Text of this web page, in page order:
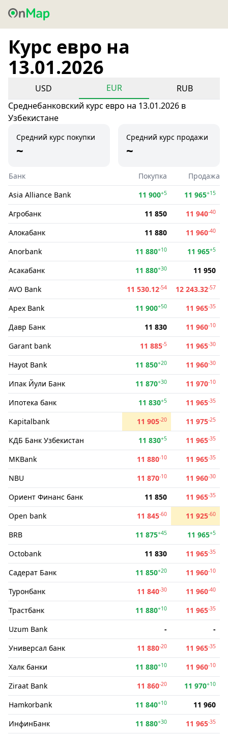
Курс евро на
13.01.2026
USD EUR
RUB
Среднебанковский курс евро на 13.01.2026 в
Узбекистане
Средний курс покупки
~
Средний курс продажи
~
Банк Покупка
Продажа
Asia Alliance Bank
11 900+5 11 965+15
Агробанк 11 850 11 940-40
Алокабанк 11 880 11 960-40
Anorbank 11 880+10 11 965+5
Асакабанк 11 880+30
11 950
AVO Bank
11 530.12-54 12 243.32-57
Apex Bank 11 900+50 11 965-35
Давр Банк 11 830 11 960-10
Garant bank 11 885-5 11 965-30
Hayot Bank 11 850+20 11 960-30
Ипак Йули Банк 11 870+30 11 970-10
Ипотека банк 11 830+5 11 965-35
Kapitalbank 11 905-20 11 975-25
КДБ Банк Узбекистан 11 830+5 11 965-35
MKBank 11 880-10 11 965-35
NBU 11 870-10 11 960-30
Ориент Финанс банк 11 850 11 965-35
Open bank 11 845-60 11 925-60
BRB 11 875+45 11 965+5
Octobank 11 830 11 965-35
Садерат Банк 11 850+20 11 960-10
Туронбанк 11 840-30 11 960-40
Трастбанк 11 880+10 11 965-35
Uzum Bank -
-
Универсал банк
11 880-20 11 965-35
Халк банки 11 880+10 11 960-10
Ziraat Bank 11 860-20 11 970+10
Hamkorbank 11 840+10
11 960
ИнфинБанк
11 880+30 11 965-35